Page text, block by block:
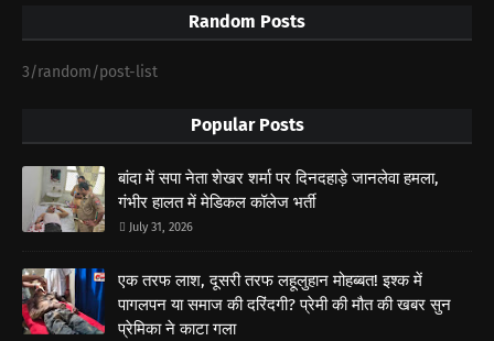
Random Posts
3/random/post-list
Popular Posts
बांदा में सपा नेता शेखर शर्मा पर दिनदहाड़े जानलेवा हमला,
गंभीर हालत में मेडिकल कॉलेज भर्ती
July 31, 2026
एक तरफ लाश, दूसरी तरफ लहूलुहान मोहब्बत! इश्क में
पागलपन या समाज की दरिंदगी? प्रेमी की मौत की खबर सुन
प्रेमिका ने काटा गला